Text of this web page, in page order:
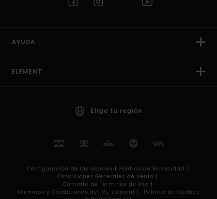
AYUDA
ELEMENT
Elige tu región
Configuración de las cookies | Política de Privacidad |
Condiciones Generales de Venta |
Contrato de Términos de Uso |
Términos y Condiciones del My Element |
Política de Cookies